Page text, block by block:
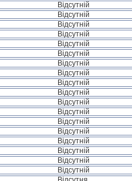
Відсутній
Відсутній
Відсутній
Відсутній
Відсутній
Відсутній
Відсутній
Відсутній
Відсутній
Відсутній
Відсутній
Відсутній
Відсутній
Відсутній
Відсутній
Відсутній
Відсутній
Відсутній